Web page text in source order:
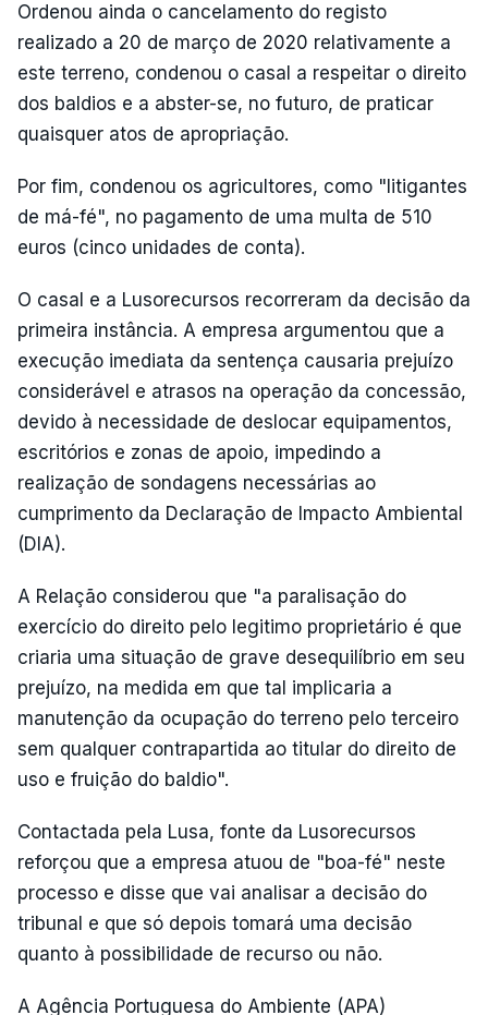
Ordenou ainda o cancelamento do registo
realizado a 20 de março de 2020 relativamente a
este terreno, condenou o casal a respeitar o direito
dos baldios e a abster-se, no futuro, de praticar
quaisquer atos de apropriação.
Por fim, condenou os agricultores, como "litigantes
de má-fé", no pagamento de uma multa de 510
euros (cinco unidades de conta).
O casal e a Lusorecursos recorreram da decisão da
primeira instância. A empresa argumentou que a
execução imediata da sentença causaria prejuízo
considerável e atrasos na operação da concessão,
devido à necessidade de deslocar equipamentos,
escritórios e zonas de apoio, impedindo a
realização de sondagens necessárias ao
cumprimento da Declaração de Impacto Ambiental
(DIA).
A Relação considerou que "a paralisação do
exercício do direito pelo legitimo proprietário é que
criaria uma situação de grave desequilíbrio em seu
prejuízo, na medida em que tal implicaria a
manutenção da ocupação do terreno pelo terceiro
sem qualquer contrapartida ao titular do direito de
uso e fruição do baldio".
Contactada pela Lusa, fonte da Lusorecursos
reforçou que a empresa atuou de "boa-fé" neste
processo e disse que vai analisar a decisão do
tribunal e que só depois tomará uma decisão
quanto à possibilidade de recurso ou não.
A Agência Portuguesa do Ambiente (APA)